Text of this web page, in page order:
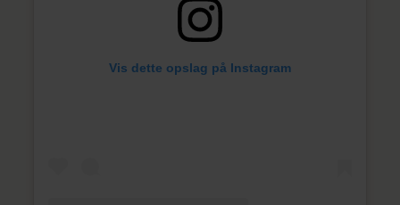
Vis dette opslag på Instagram